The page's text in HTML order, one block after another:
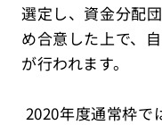
選定し、資金分配
め合意した上で、
が行われます。
2020年度通常枠で